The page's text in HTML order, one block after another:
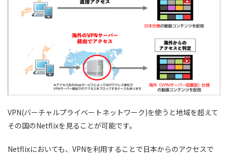
VPN(バーチャルプライベートネットワーク)を使うと地域を超えて
その国のNetflixを見ることが可能です。
Netflixにおいても、VPNを利用することで日本からのアクセスで